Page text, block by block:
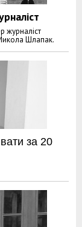
журналіст
Шлапак.
за 20